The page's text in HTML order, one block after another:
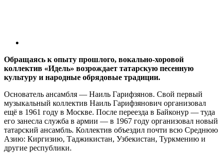
Обращаясь к опыту прошлого, вокально-хоровой
коллектив «Идель» возрождает татарскую песенную
культуру и народные обрядовые традиции.
Основатель ансамбля — Наиль Гарифзянов. Свой первый
музыкальный коллектив Наиль Гарифзянович организовал
ещё в 1961 году в Москве. После переезда в Байконур — туда
его занесла служба в армии — в 1967 году организовал новый
татарский ансамбль. Коллектив объездил почти всю Среднюю
Азию: Киргизию, Таджикистан, Узбекистан, Туркмению и
другие республики.